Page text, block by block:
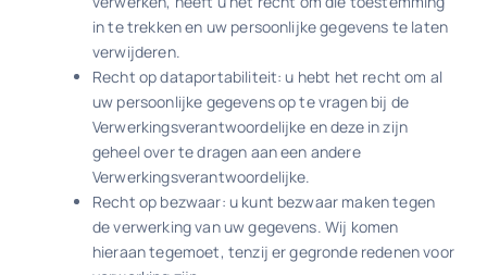
in te trekken en uw persoonlijke gegevens te laten
verwijderen.
Recht op dataportabiliteit: u hebt het recht om al
uw persoonlijke gegevens op te vragen bij de
Verwerkingsverantwoordelijke en deze in zijn
geheel over te dragen aan een andere
Verwerkingsverantwoordelijke.
Recht op bezwaar: u kunt bezwaar maken tegen
de verwerking van uw gegevens. Wij komen
hieraan tegemoet, tenzij er gegronde redenen voor